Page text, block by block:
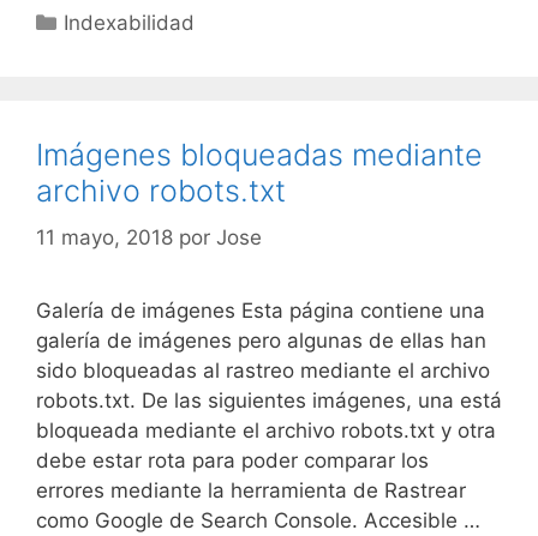
Categorías
Indexabilidad
Imágenes bloqueadas mediante
archivo robots.txt
11 mayo, 2018 por Jose
Galería de imágenes Esta página contiene una
galería de imágenes pero algunas de ellas han
sido bloqueadas al rastreo mediante el archivo
robots.txt. De las siguientes imágenes, una está
bloqueada mediante el archivo robots.txt y otra
debe estar rota para poder comparar los
errores mediante la herramienta de Rastrear
como Google de Search Console. Accesible …